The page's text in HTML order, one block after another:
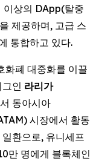
이상의 DApp(탈중
제공하며, 고급 스
통합하고 있다.
화폐 대중화를 이끌
인 라리가
동아시아
시장에서 활동
환으로, 유니세프
만 명에게 블록체인